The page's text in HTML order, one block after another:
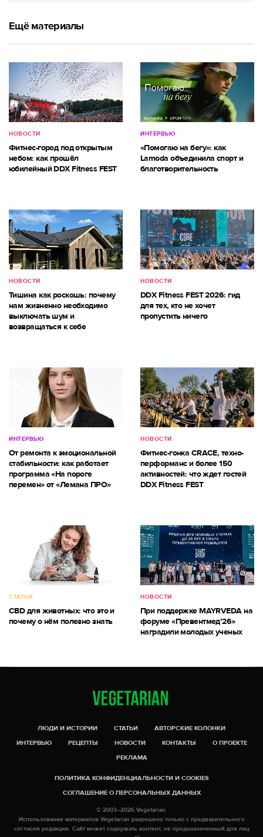
Ещё материалы
НОВОСТИ
Фитнес-город под открытым
небом: как прошёл
юбилейный DDX Fitness FEST
ИНТЕРВЬЮ
«Помогаю на бегу»: как
Lamoda объединила спорт и
благотворительность
НОВОСТИ
Тишина как роскошь: почему
нам жизненно необходимо
выключать шум и
возвращаться к себе
НОВОСТИ
DDX Fitness FEST 2026: гид
для тех, кто не хочет
пропустить ничего
ИНТЕРВЬЮ
От ремонта к эмоциональной
стабильности: как работает
программа «На пороге
перемен» от «Лемана ПРО»
НОВОСТИ
Фитнес-гонка CRACE, техно-
перформанс и более 150
активностей: что ждет гостей
DDX Fitness FEST
СТАТЬИ
CBD для животных: что это и
почему о нём полезно знать
НОВОСТИ
При поддержке MAYRVEDA на
форуме «Превентмед’26»
наградили молодых ученых
ЛЮДИ И ИСТОРИИ СТАТЬИ
АВТОРСКИЕ КОЛОНКИ
ИНТЕРВЬЮ
РЕЦЕПТЫ НОВОСТИ КОНТАКТЫ
О ПРОЕКТЕ
РЕКЛАМА
ПОЛИТИКА КОНФИДЕНЦИАЛЬНОСТИ И COOKIES
СОГЛАШЕНИЕ О ПЕРСОНАЛЬНЫХ ДАННЫХ
© 2003–2026 Vegetarian.
Использование материалов Vegetarian разрешено только с предварительного
согласия редакции. Сайт может содержать контент, не предназначенный для лиц